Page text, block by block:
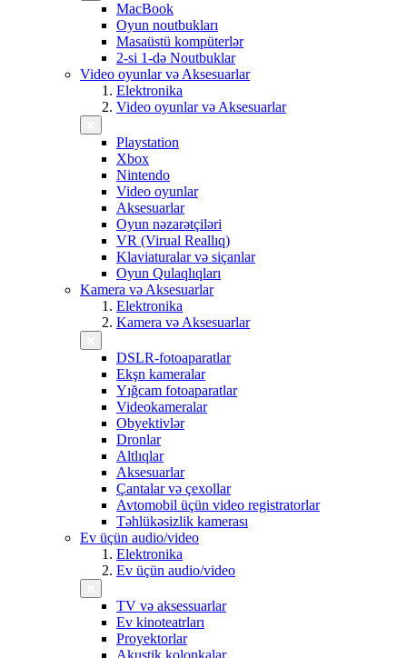
MacBook
Oyun noutbukları
Masaüstü kompüterlər
2-si 1-də Noutbuklar
Video oyunlar və Aksesuarlar
Elektronika
Video oyunlar və Aksesuarlar
Playstation
Xbox
Nintendo
Video oyunlar
Aksesuarlar
Oyun nəzarətçiləri
VR (Virual Reallıq)
Klaviaturalar və siçanlar
Oyun Qulaqlıqları
Kamera və Aksesuarlar
Elektronika
Kamera və Aksesuarlar
DSLR-fotoaparatlar
Ekşn kameralar
Yığcam fotoaparatlar
Videokameralar
Obyektivlər
Dronlar
Altlıqlar
Aksesuarlar
Çantalar və çexollar
Avtomobil üçün video registratorlar
Təhlükəsizlik kamerası
Ev üçün audio/video
Elektronika
Ev üçün audio/video
TV və aksessuarlar
Ev kinoteatrları
Proyektorlar
Akustik kolonkalar